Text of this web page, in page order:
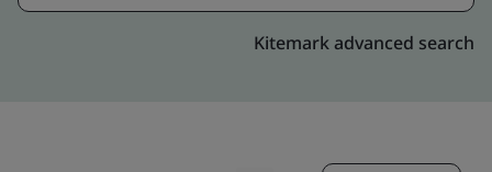
Kitemark advanced search